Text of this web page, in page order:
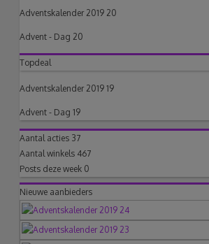
Adventskalender 2019 20
Advent - Dag 20
Topdeal
Adventskalender 2019 19
Advent - Dag 19
Aantal acties 37
Aantal winkels 467
Posts deze week 0
Nieuwe aanbieders